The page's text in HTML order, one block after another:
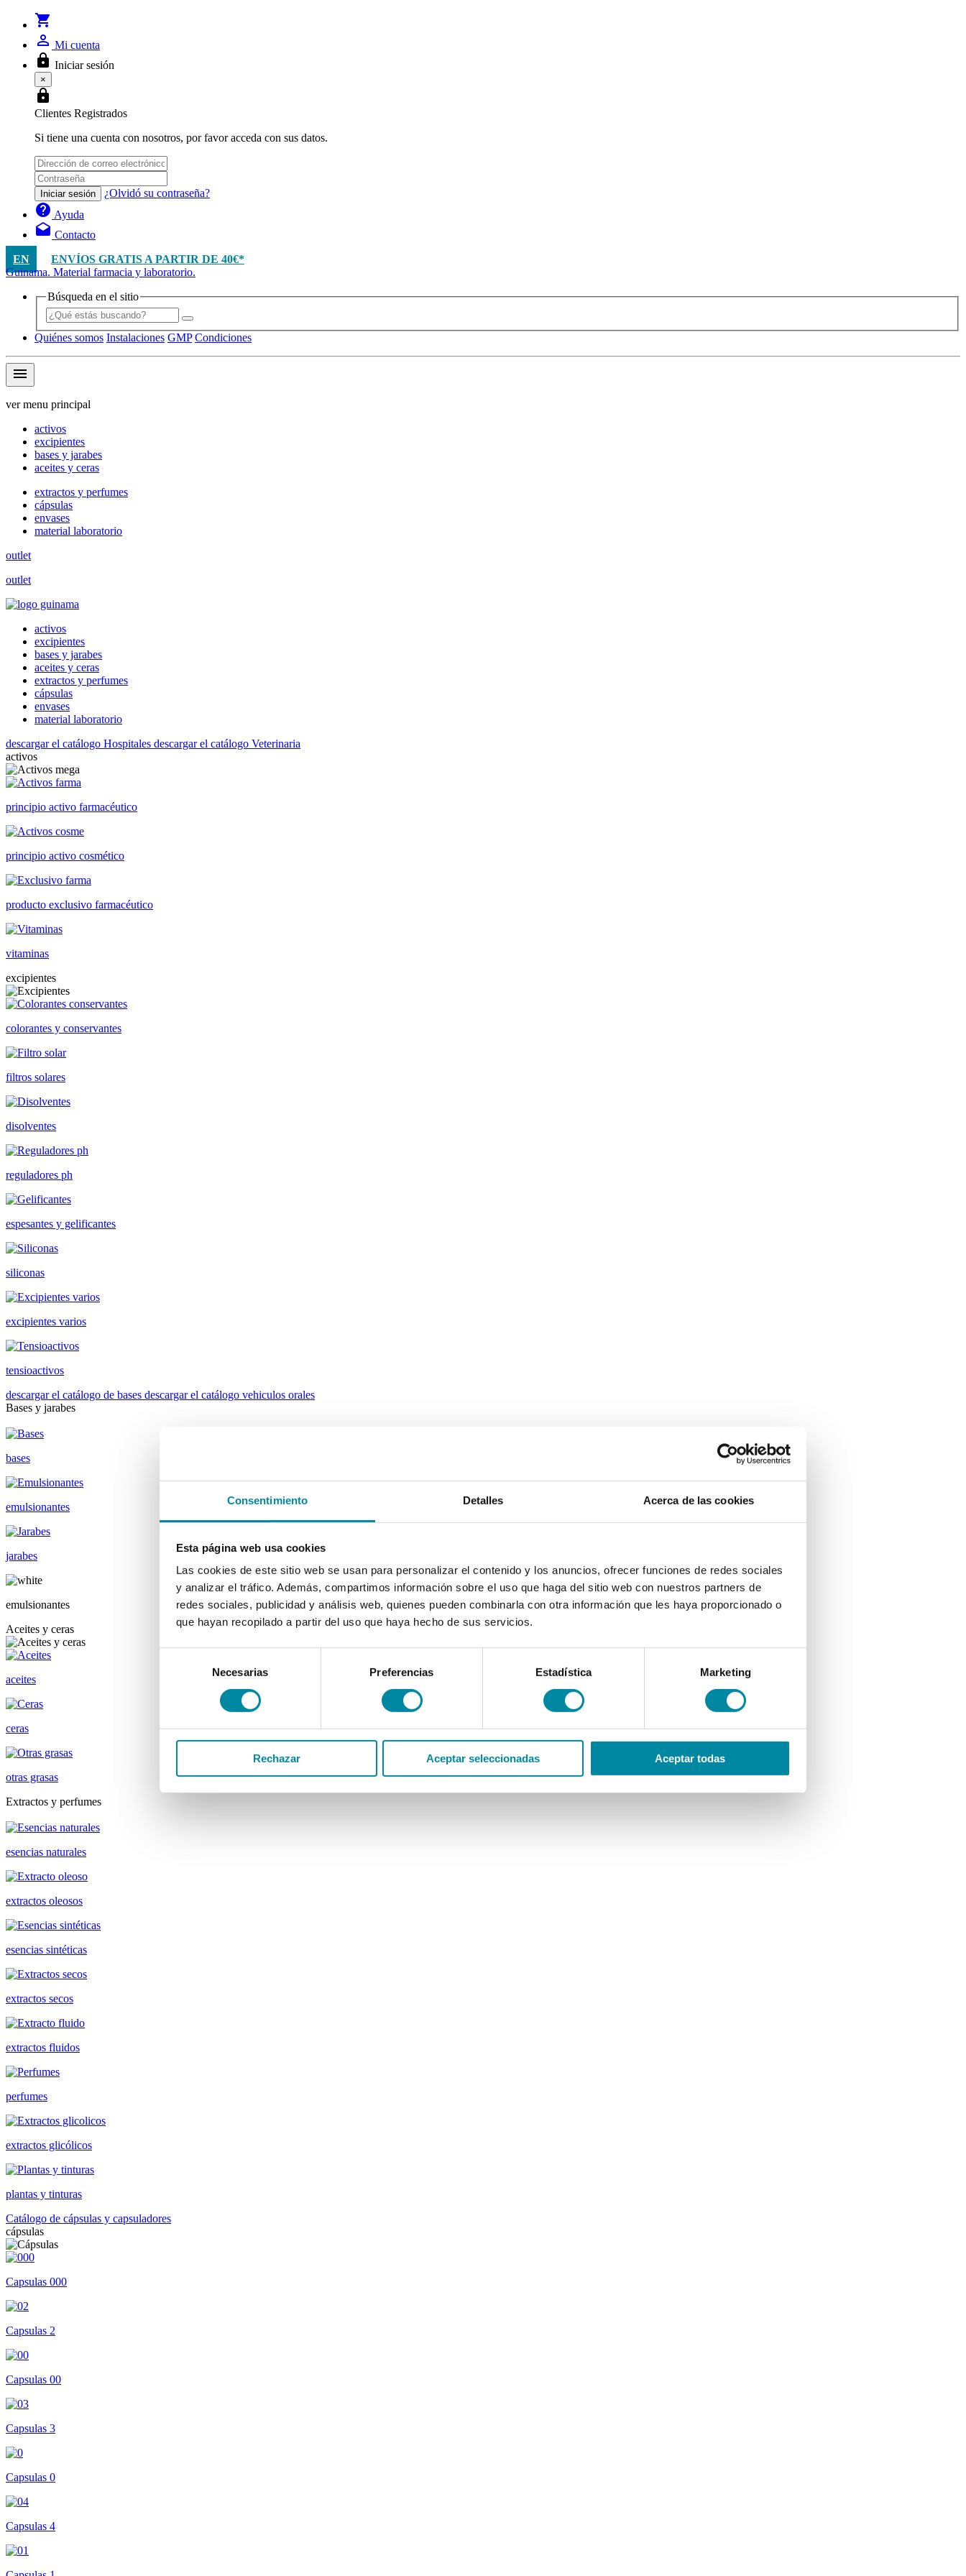
Consentimiento Detalles Acerca de las cookies
Esta página web usa cookies
Las cookies de este sitio web se usan para personalizar el contenido y los anuncios, ofrecer funciones de redes sociales
y analizar el tráfico. Además, compartimos información sobre el uso que haga del sitio web con nuestros partners de
redes sociales, publicidad y análisis web, quienes pueden combinarla con otra información que les haya proporcionado o
que hayan recopilado a partir del uso que haya hecho de sus servicios.
consentimiento
Necesarias Preferencias Estadística Marketing
Rechazar Aceptar seleccionadas Aceptar todas
shopping_cart
person_outline Mi cuenta
lock Iniciar sesión
×
lock
Clientes Registrados
Si tiene una cuenta con nosotros, por favor acceda con sus datos.
Iniciar sesión ¿Olvidó su contraseña?
help Ayuda
drafts Contacto
EN
ENVÍOS GRATIS A PARTIR DE 40€*
Guinama. Material farmacia y laboratorio.
Búsqueda en el sitio
Quiénes somos Instalaciones GMP Condiciones
menu
ver menu principal
activos
excipientes
bases y jarabes
aceites y ceras
extractos y perfumes
cápsulas
envases
material laboratorio
outlet
outlet
activos
excipientes
bases y jarabes
aceites y ceras
extractos y perfumes
cápsulas
envases
material laboratorio
descargar el catálogo Hospitales descargar el catálogo Veterinaria
activos
principio activo farmacéutico
principio activo cosmético
producto exclusivo farmacéutico
vitaminas
excipientes
colorantes y conservantes
filtros solares
disolventes
reguladores ph
espesantes y gelificantes
siliconas
excipientes varios
tensioactivos
descargar el catálogo de bases descargar el catálogo vehiculos orales
Bases y jarabes
bases
emulsionantes
jarabes
emulsionantes
Aceites y ceras
aceites
ceras
otras grasas
Extractos y perfumes
esencias naturales
extractos oleosos
esencias sintéticas
extractos secos
extractos fluidos
perfumes
extractos glicólicos
plantas y tinturas
Catálogo de cápsulas y capsuladores
cápsulas
Capsulas 000
Capsulas 2
Capsulas 00
Capsulas 3
Capsulas 0
Capsulas 4